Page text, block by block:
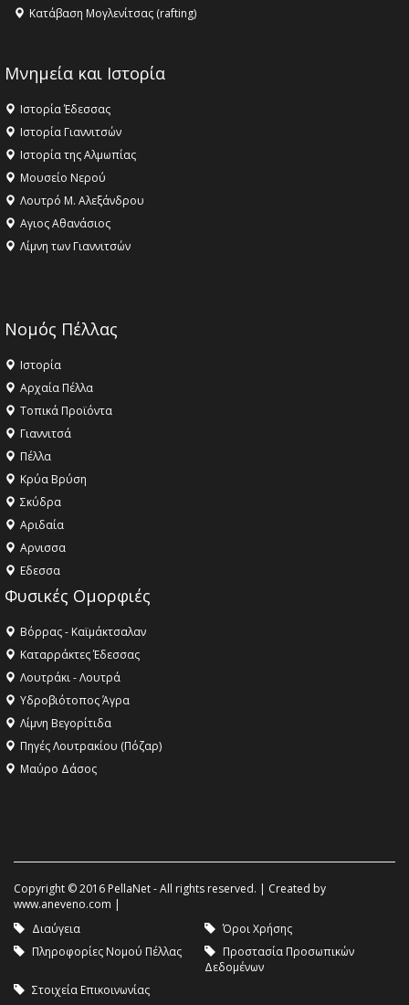
Κατάβαση Μογλενίτσας (rafting)
Μνημεία και Ιστορία
Ιστορία Έδεσσας
Ιστορία Γιαννιτσών
Ιστορία της Αλμωπίας
Μουσείο Νερού
Λουτρό Μ. Αλεξάνδρου
Αγιος Αθανάσιος
Λίμνη των Γιαννιτσών
Νομός Πέλλας
Ιστορία
Αρχαία Πέλλα
Τοπικά Προϊόντα
Γιαννιτσά
Πέλλα
Κρύα Βρύση
Σκύδρα
Αριδαία
Aρνισσα
Eδεσσα
Φυσικές Ομορφιές
Βόρρας - Καϊμάκτσαλαν
Καταρράκτες Έδεσσας
Λουτράκι - Λουτρά
Υδροβιότοπος Άγρα
Λίμνη Βεγορίτιδα
Πηγές Λουτρακίου (Πόζαρ)
Μαύρο Δάσος
Copyright © 2016 PellaNet - All rights reserved. | Created by
www.aneveno.com |
Διαύγεια
Όροι Χρήσης
Πληροφορίες Νομού Πέλλας
Προστασία Προσωπικών
Δεδομένων
Στοιχεία Επικοινωνίας